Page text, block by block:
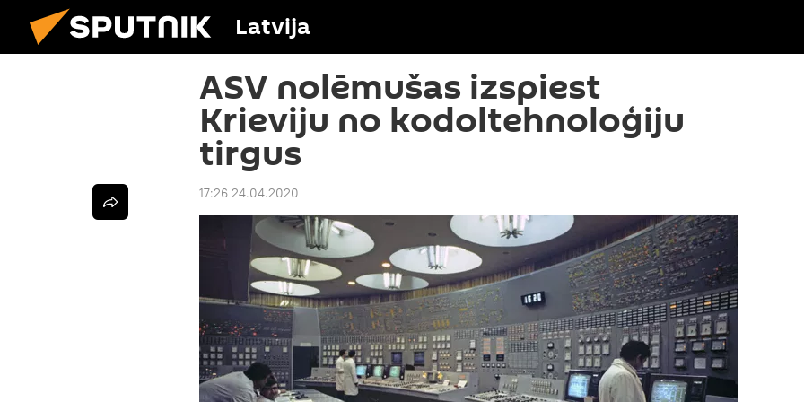
Latvija
ASV nolēmušas izspiest
Krieviju no kodoltehnoloģiju
tirgus
17:26 24.04.2020